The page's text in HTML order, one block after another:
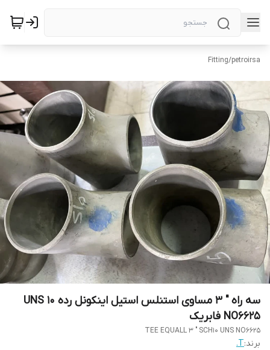
petroirsa
/
Fitting
سه راه " 3 مساوی استنلس استیل اینکونل رده 10 UNS
NO6625 فابریک
TEE EQUALL 3 " SCH10 UNS NO6625
برند:T.